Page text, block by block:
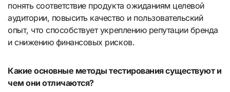
понять соответствие продукта ожиданиям целевой
аудитории, повысить качество и пользовательский
опыт, что способствует укреплению репутации бренда
и снижению финансовых рисков.
Какие основные методы тестирования существуют и
чем они отличаются?